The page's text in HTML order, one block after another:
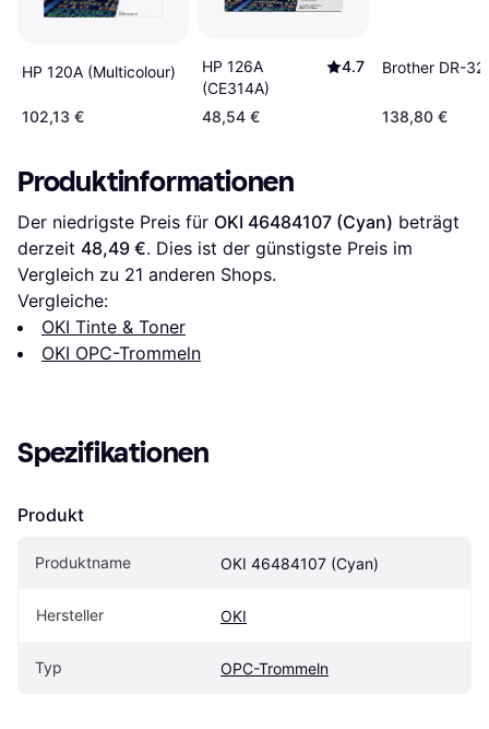
HP 120A (Multicolour)
102,13 €
HP 126A
(CE314A)
4.7
48,54 €
Brother DR-
138,80 €
Produktinformationen
Der niedrigste Preis für OKI 46484107 (Cyan) beträgt
derzeit 48,49 €. Dies ist der günstigste Preis im
Vergleich zu 21 anderen Shops.
Vergleiche:
OKI Tinte & Toner
OKI OPC-Trommeln
Spezifikationen
Produkt
Produktname OKI 46484107 (Cyan)
Hersteller OKI
Typ OPC-Trommeln